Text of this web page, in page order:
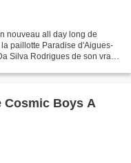
nouveau all day long de
paillotte Paradise d'Aigues-
Silva Rodrigues de son vrai
Cosmic Boys A